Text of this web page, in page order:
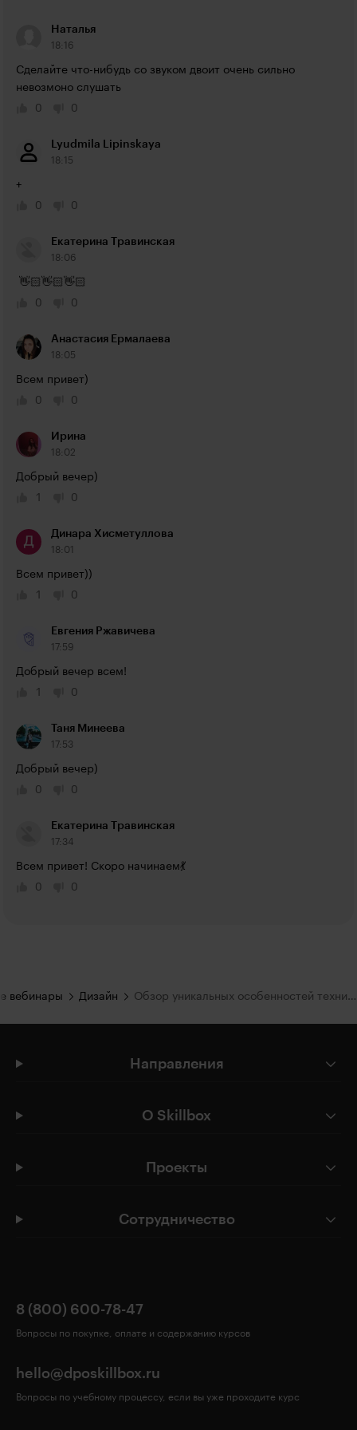
Наталья
18:16
Сделайте что-нибудь со звуком двоит очень сильно
невозмоно слушать
0
0
Lyudmila Lipinskaya
18:15
+
0
0
Екатерина Травинская
18:06
👋🏻👋🏻👋🏻
0
0
Анастасия Ермалаева
18:05
Всем привет)
0
0
Ирина
18:02
Добрый вечер)
1
0
Динара Хисметуллова
18:01
Всем привет))
1
0
Евгения Ржавичева
17:59
Добрый вечер всем!
1
0
Таня Минеева
17:53
Добрый вечер)
0
0
Екатерина Травинская
17:34
Всем привет! Скоро начинаем💃
0
0
вебинары Дизайн Обзор уникальных особенностей техники для кухни от Miele. Комплектация интерьеров премиум-класса
Направления
О Skillbox
Проекты
Сотрудничество
8 (800) 600-78-47
Вопросы по покупке, оплате и содержанию курсов
hello@dposkillbox.ru
Вопросы по учебному процессу, если вы уже проходите курс